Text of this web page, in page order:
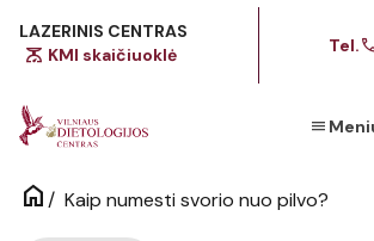
LAZERINIS CENTRAS
scale KMI skaičiuoklė Tel.
menu
home/ Kaip numesti svorio nuo pilvo?